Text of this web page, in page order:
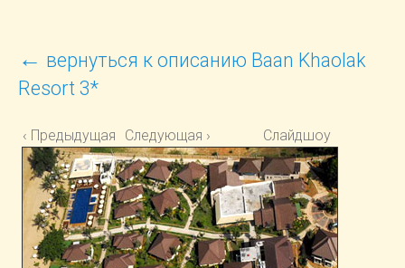
← вернуться к описанию Baan Khaolak
Resort 3*
‹ Предыдущая Следующая › Слайдшоу